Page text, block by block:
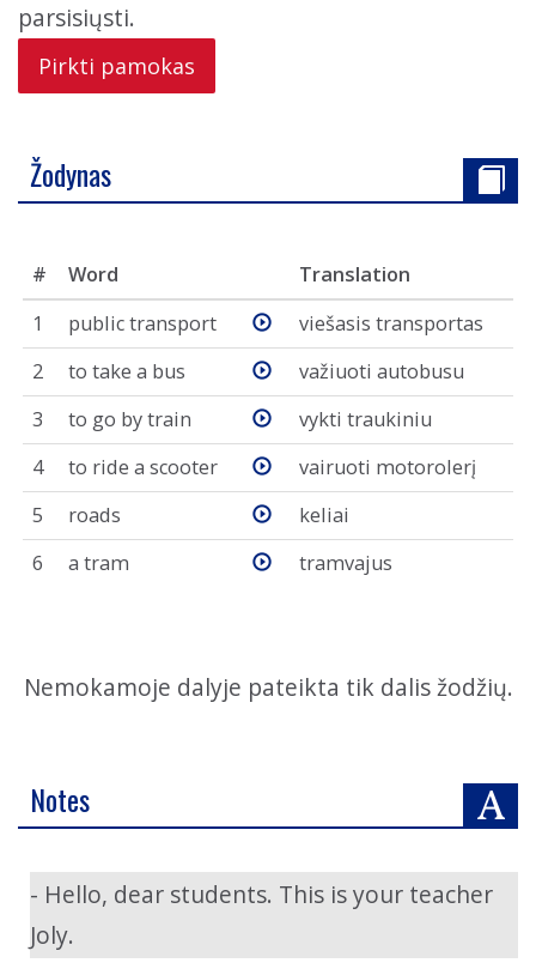
parsisiųsti.
Pirkti pamokas
Žodynas
# Word
Translation
1
public transport
viešasis transportas
2
to take a bus
važiuoti autobusu
3
to go by train
vykti traukiniu
4
to ride a scooter
vairuoti motorolerį
5
roads
keliai
6
a tram tramvajus
Nemokamoje dalyje pateikta tik dalis žodžių.
Notes
- Hello, dear students. This is your teacher
Joly.